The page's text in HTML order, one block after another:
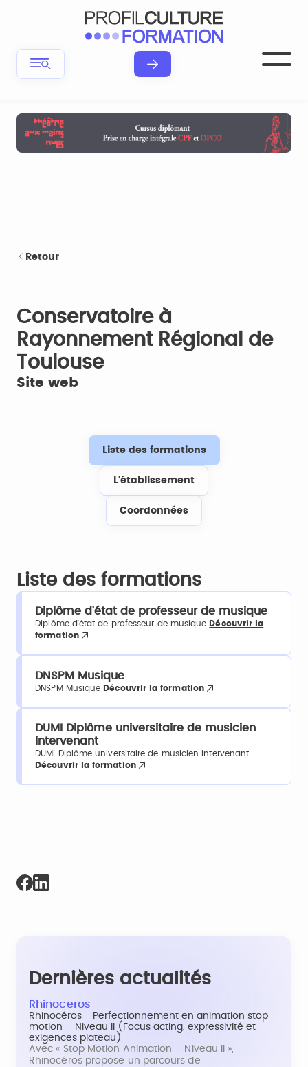
Retour
Conservatoire à
Rayonnement Régional de
Toulouse
Site web
Liste des formations
L'établissement
Coordonnées
Liste des formations
Diplôme d'état de professeur de musique
Diplôme d'état de professeur de musique Découvrir la
formation
DNSPM Musique
DNSPM Musique Découvrir la formation
DUMI Diplôme universitaire de musicien
intervenant
DUMI Diplôme universitaire de musicien intervenant
Découvrir la formation
Dernières actualités
Rhinoceros
Rhinocéros - Perfectionnement en animation stop
motion – Niveau II (Focus acting, expressivité et
exigences plateau)
Avec « Stop Motion Animation – Niveau II »,
Rhinocéros propose un parcours de